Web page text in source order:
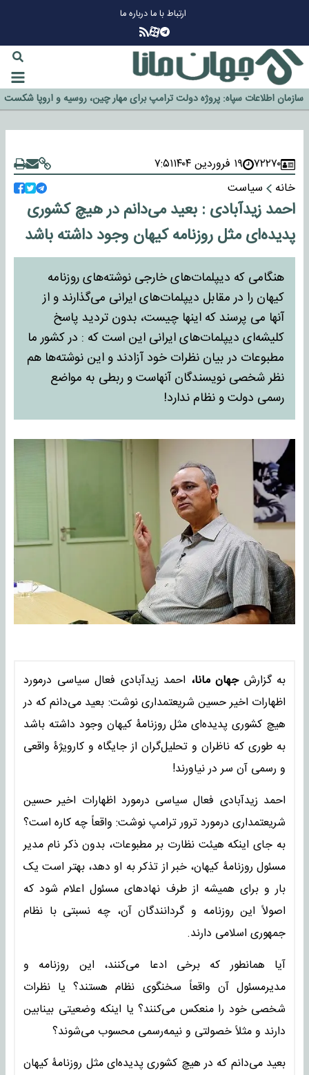
ارتباط با مادرباره ما
گزینه جدایی اوسمار روی میز مدیران پرسپولیس
آیا رئیس جمهور آمریکا قانون را دور می‌زند؟
اخراج رسمی چهره نامدار از پرسپولیس
سازمان اطلاعات سپاه: پروژه دولت ترامپ برای مهار چین، روسیه و اروپا شکست
خورد
۷۲۲۷۰ ۱۹ فروردین ۱۴۰۴
۷:۵۱
خانه
سیاست
احمد زیدآبادی : بعید می‌دانم در هیچ کشوری
پدیده‌ای مثل روزنامه کیهان وجود داشته باشد
هنگامی که دیپلمات‌های خارجی نوشته‌های روزنامه
کیهان را در مقابل دیپلمات‌های ایرانی می‌گذارند و از
آنها می پرسند که اینها چیست، بدون تردید پاسخ
کلیشه‌ای دیپلمات‌های ایرانی این است که : در کشور ما
مطبوعات در بیان نظرات خود آزادند و این نوشته‌ها هم
نظر شخصی نویسندگان آنهاست و ربطی به مواضع
رسمی دولت و نظام ندارد!
به گزارش جهان مانا، احمد زیدآبادی فعال سیاسی درمورد
اظهارات اخیر حسین شریعتمداری نوشت: بعید می‌دانم که در
هیچ کشوری پدیده‌ای مثل روزنامۀ کیهان وجود داشته باشد
به طوری که ناظران و تحلیل‌گران از جایگاه و کارویژۀ واقعی
و رسمی آن سر در نیاورند!
احمد زیدآبادی فعال سیاسی درمورد اظهارات اخیر حسین
شریعتمداری درمورد ترور ترامپ نوشت: واقعاً چه کاره است؟
به جای اینکه هیئت نظارت بر مطبوعات، بدون ذکر نام مدیر
مسئول روزنامۀ کیهان، خبر از تذکر به او دهد، بهتر است یک
بار و برای همیشه از طرف نهادهای مسئول اعلام شود که
اصولاً این روزنامه و گردانندگان آن، چه نسبتی با نظام
جمهوری اسلامی دارند.
آیا همانطور که برخی ادعا می‌کنند، این روزنامه و
مدیرمسئول آن واقعاً سخنگوی نظام هستند؟ یا نظرات
شخصی خود را منعکس می‌کنند؟ یا اینکه وضعیتی بینابین
دارند و مثلاً خصولتی و نیمه‌رسمی محسوب می‌شوند؟
بعید می‌دانم که در هیچ کشوری پدیده‌ای مثل روزنامۀ کیهان